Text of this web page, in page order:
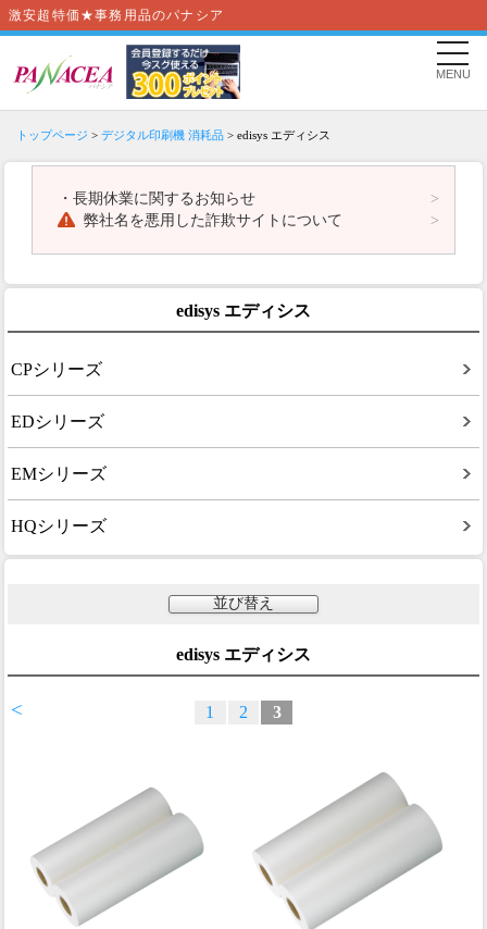
激安超特価★事務用品のパナシア
MENU
トップページ > デジタル印刷機 消耗品 > edisys エディシス
・ 長期休業に関するお知らせ
弊社名を悪用した詐欺サイトについて
edisys エディシス
CPシリーズ
EDシリーズ
EMシリーズ
HQシリーズ
並び替え
edisys エディシス
< 1 2 3